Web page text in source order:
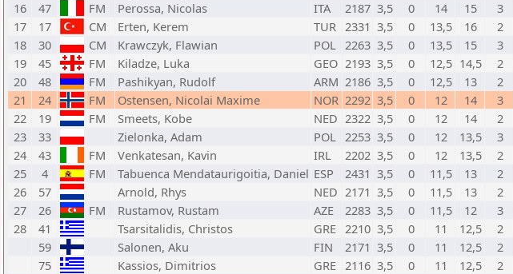
16
47 FM Perossa, Nicolas ITA 2187 3,5 0 14 15 3
17
17 CM Erten, Kerem TUR 2331 3,5 0 13,5 16 2
18
30 CM Krawczyk, Flawian POL 2263 3,5 0 13,5 15 3
19
45 FM Kiladze, Luka GEO 2193 3,5 0 12,5 14,5 2
20
48 FM Pashikyan, Rudolf ARM 2186 3,5 0 12,5 13 2
21
24 FM Ostensen, Nicolai Maxime NOR 2292 3,5 0 12 14 3
22
19 FM Smeets, Kobe NED 2322 3,5 0 12 14 2
23
33 Zielonka, Adam POL 2253 3,5 0 12 13,5 3
24
43 FM Venkatesan, Kavin IRL 2202 3,5 0 12 13,5 2
25
4 FM Tabuenca Mendataurigoitia, Daniel ESP 2431 3,5 0 11,5 13 2
26
57 Arnold, Rhys NED 2171 3,5 0 11,5 13 2
27
26 FM Rustamov, Rustam AZE 2283 3,5 0 11,5 12 3
28
41 Tsarsitalidis, Christos GRE 2210 3,5 0 11 12,5 2
59
Salonen, Aku FIN 2171 3,5 0 11 12,5 2
75
Kassios, Dimitrios GRE 2116 3,5 0 11 12,5 2